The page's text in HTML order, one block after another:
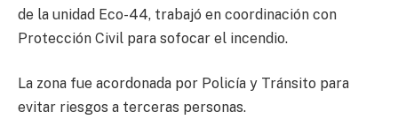
de la unidad Eco-44, trabajó en coordinación con
Protección Civil para sofocar el incendio.
La zona fue acordonada por Policía y Tránsito para
evitar riesgos a terceras personas.